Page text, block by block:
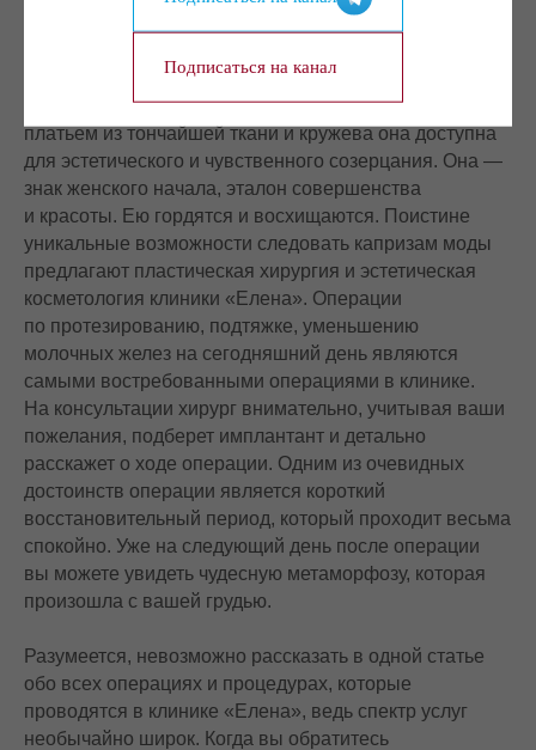
Подписаться на канал
Современная мода обнажила грудь. Под новогодним
платьем из тончайшей ткани и кружева она доступна
для эстетического и чувственного созерцания. Она —
знак женского начала, эталон совершенства
и красоты. Ею гордятся и восхищаются. Поистине
уникальные возможности следовать капризам моды
предлагают пластическая хирургия и эстетическая
косметология клиники «Елена». Операции
по протезированию, подтяжке, уменьшению
молочных желез на сегодняшний день являются
самыми востребованными операциями в клинике.
На консультации хирург внимательно, учитывая ваши
пожелания, подберет имплантант и детально
расскажет о ходе операции. Одним из очевидных
достоинств операции является короткий
восстановительный период, который проходит весьма
спокойно. Уже на следующий день после операции
вы можете увидеть чудесную метаморфозу, которая
произошла с вашей грудью.
Разумеется, невозможно рассказать в одной статье
обо всех операциях и процедурах, которые
проводятся в клинике «Елена», ведь спектр услуг
необычайно широк. Когда вы обратитесь